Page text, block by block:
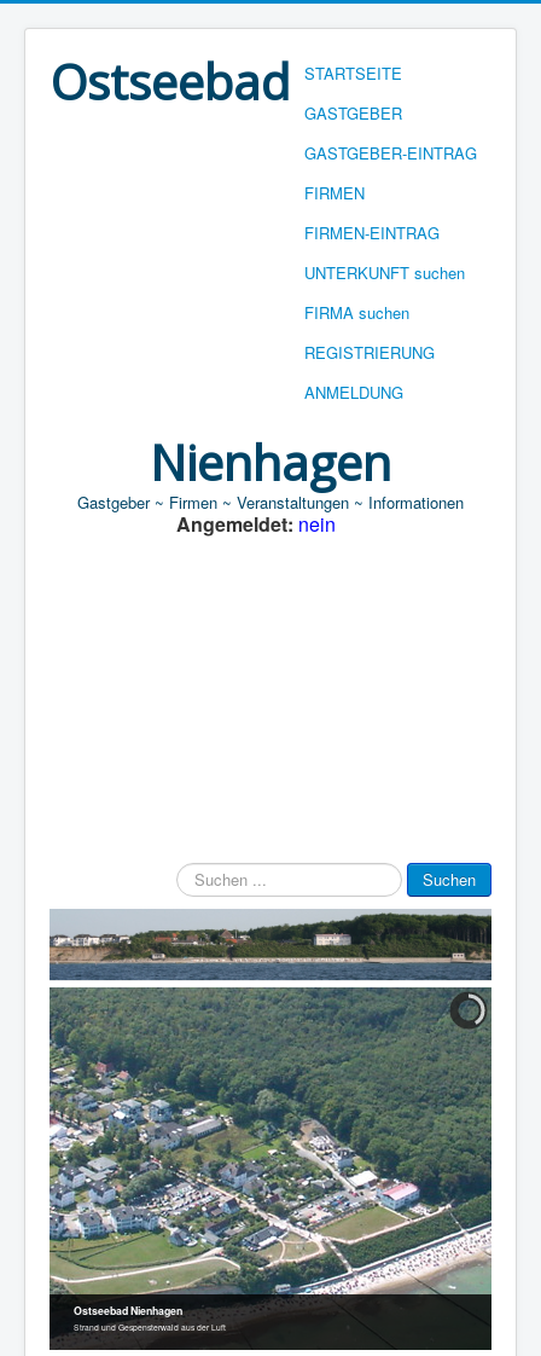
STARTSEITE
GASTGEBER
GASTGEBER-EINTRAG
FIRMEN
FIRMEN-EINTRAG
UNTERKUNFT suchen
FIRMA suchen
REGISTRIERUNG
ANMELDUNG
Ostseebad
Nienhagen
Gastgeber ~ Firmen ~ Veranstaltungen ~ Informationen
Angemeldet: nein
Suchen
...
Suchen
Ostseebad Nienhagen
Strand und Gespensterwald aus der Luft